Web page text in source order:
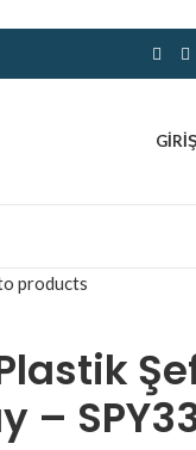
products
–